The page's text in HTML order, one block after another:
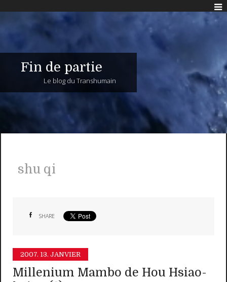
Fin de partie
Le blog du Transhumain
shu qi
SHARE
2007. 13. JANVIER
Millenium Mambo de Hou Hsiao-